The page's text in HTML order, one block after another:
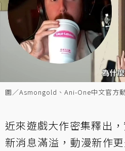
圖／Asmongold、Ani-One中文官方
近來遊戲大作密集釋出
新消息滿溢，動漫新作